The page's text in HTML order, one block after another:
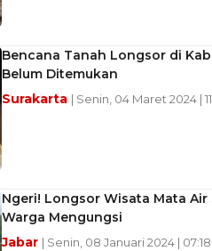
Bencana Tanah Longsor di
Belum Ditemukan
Surakarta | Senin, 04 Maret 2024 |
Ngeri! Longsor Wisata Mata Air
Warga Mengungsi
Jabar | Senin, 08 Januari 2024 |